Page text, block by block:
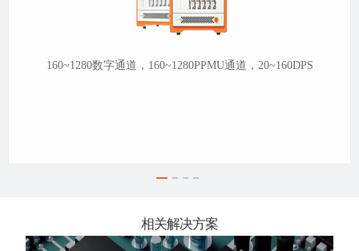
160~1280数字通道，160~1280PPMU通道，20~160DPS
相关解决方案